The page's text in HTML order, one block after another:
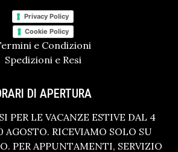
Privacy Policy
Cookie Policy
e Condizioni
Spedizioni e Resi
DI APERTURA
PER LE VACANZE ESTIVE DAL 4
AGOSTO. RICEVIAMO SOLO SU
PER APPUNTAMENTI, SERVIZIO